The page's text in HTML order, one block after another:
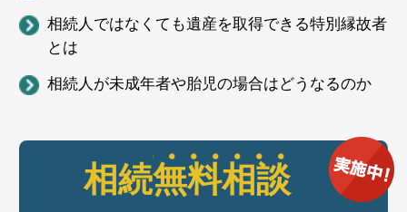
相続人ではなくても遺産を取得できる特別縁故者
とは
相続人が未成年者や胎児の場合はどうなるのか
相続無料相談